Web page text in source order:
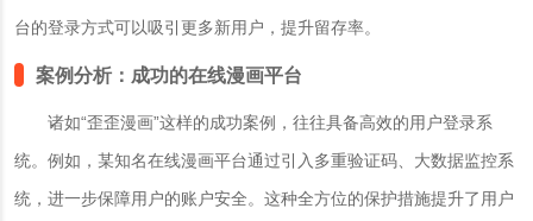
台的登录方式可以吸引更多新用户，提升留存率。
案例分析：成功的在线漫画平台
诸如“歪歪漫画”这样的成功案例，往往具备高效的用户登录系
统。例如，某知名在线漫画平台通过引入多重验证码、大数据监控系
统，进一步保障用户的账户安全。这种全方位的保护措施提升了用户